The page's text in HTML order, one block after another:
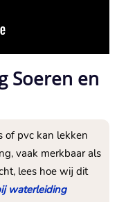
Soeren en
of pvc kan lekken
vaak merkbaar als
lees hoe wij dit
waterleiding